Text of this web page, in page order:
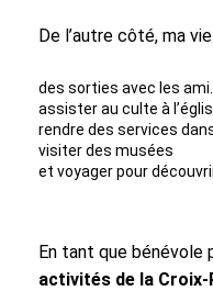
De l’autre côté, ma
des sorties avec les
assister au culte à
rendre des services
visiter des musées
et voyager pour
En tant que bénévole
activités de la Croix-